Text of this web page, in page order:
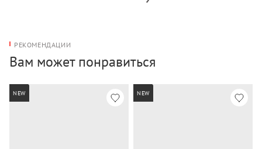
РЕКОМЕНДАЦИИ
Вам может понравиться
NEW NEW